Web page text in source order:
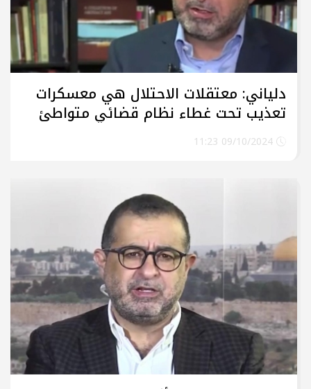
دلياني: معتقلات الاحتلال هي معسكرات
تعذيب تحت غطاء نظام قضائي متواطئ